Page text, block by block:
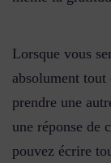
Lorsque vous
absolument
prendre une
une réponse de
pouvez écrire